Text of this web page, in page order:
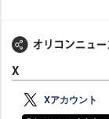
X
Xアカウント